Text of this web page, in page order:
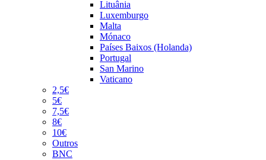
Lituânia
Luxemburgo
Malta
Mónaco
Países Baixos (Holanda)
Portugal
San Marino
Vaticano
2,5€
5€
7,5€
8€
10€
Outros
BNC